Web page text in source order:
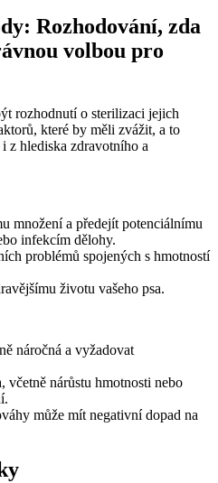
Rozhodování, zda
volbou pro
rozhodnutí o sterilizaci jejich
které by měli zvážit, a to
z hlediska zdravotního a
množení a předejít potenciálnímu
infekcím dělohy.
problémů spojených s hmotností
životu vašeho psa.
náročná a vyžadovat
včetně nárůstu hmotnosti nebo
může mít negativní dopad na